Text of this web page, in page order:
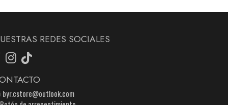
REDES SOCIALES
byr.cstore@outlook.com